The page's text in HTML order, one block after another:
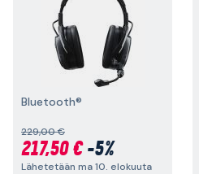
Bluetooth®
229,00 €
217,50 €-5%
Lähetetään ma 10. elokuuta